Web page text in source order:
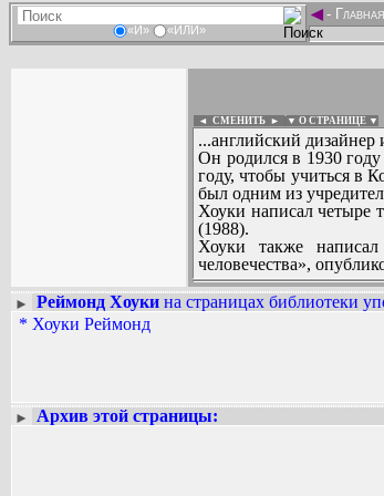
«И» «ИЛИ»
◄- Главная
◄ СМЕНИТЬ ► ▼ О СТРАНИЦЕ ▼
...английский
Он родился в 1930
году, чтобы учиться в
был одним из
Хоуки написал четыре
(1988).
Хоуки также
человечества»,
Вадим Ершов...
► Реймонд Хоуки на страницах библиотеки
* Хоуки Реймонд
► Архив этой страницы: